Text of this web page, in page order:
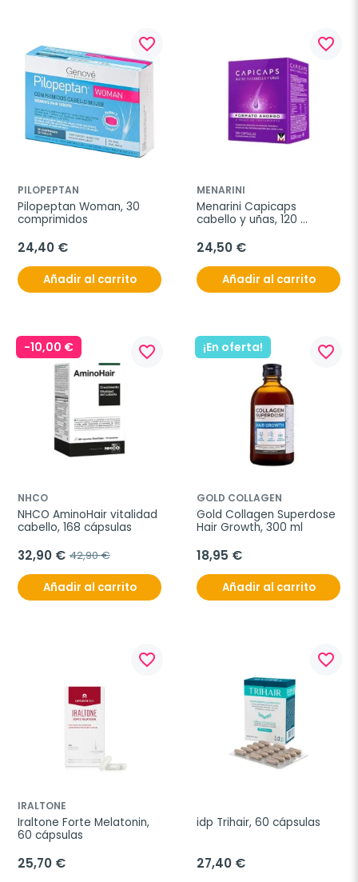
favorite_border
PILOPEPTAN
Pilopeptan Woman, 30
comprimidos
24,40 €
Añadir al carrito
favorite_border
MENARINI
Menarini Capicaps
cabello y uñas, 120
24,50 €
Añadir al carrito
-10,00 € favorite_border
NHCO
NHCO AminoHair vitalidad
cabello, 168 cápsulas
32,90 € 42,90 €
Añadir al carrito
¡En oferta! favorite_border
GOLD COLLAGEN
Gold Collagen Superdose
Hair Growth, 300 ml
18,95 €
Añadir al carrito
favorite_border
IRALTONE
Iraltone Forte Melatonin,
60 cápsulas
25,70 €
favorite_border
idp Trihair, 60 cápsulas
27,40 €